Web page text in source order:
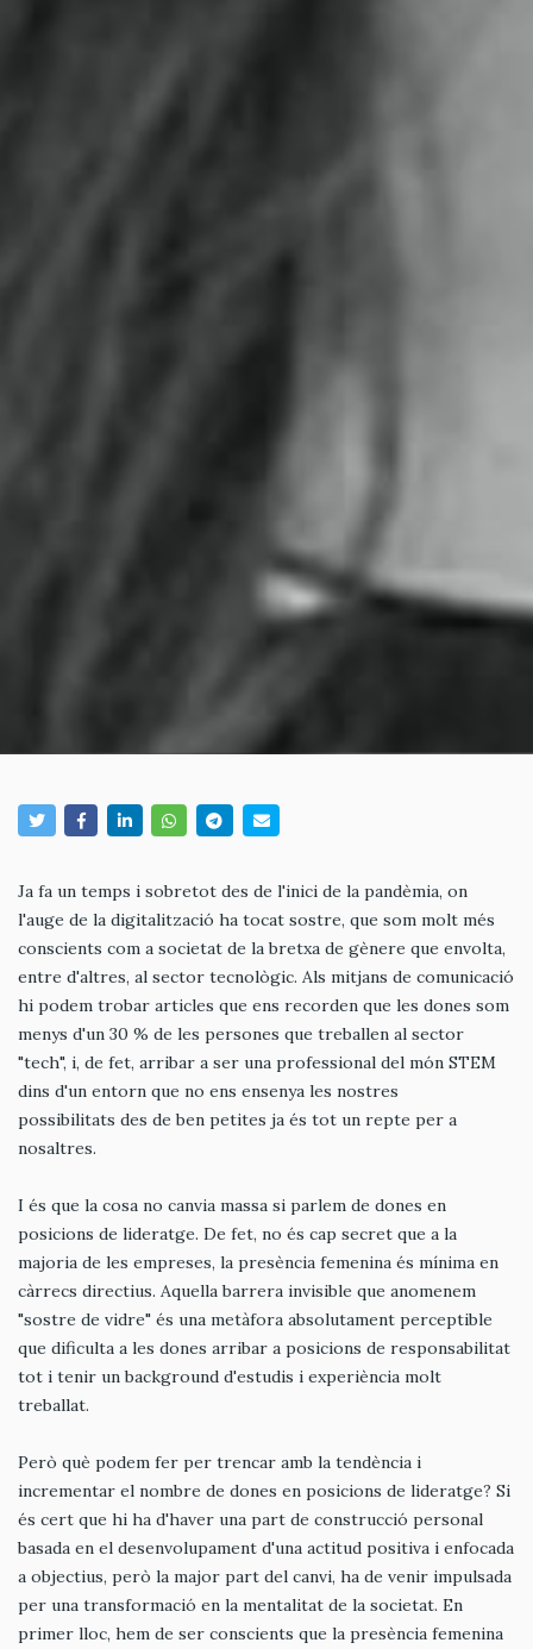
Ja fa un temps i sobretot des de l'inici de la pandèmia, on
l'auge de la digitalització ha tocat sostre, que som molt més
conscients com a societat de la bretxa de gènere que envolta,
entre d'altres, al sector tecnològic. Als mitjans de comunicació
hi podem trobar articles que ens recorden que les dones som
menys d'un 30 % de les persones que treballen al sector
"tech", i, de fet, arribar a ser una professional del món STEM
dins d'un entorn que no ens ensenya les nostres
possibilitats des de ben petites ja és tot un repte per a
nosaltres.
I és que la cosa no canvia massa si parlem de dones en
posicions de lideratge. De fet, no és cap secret que a la
majoria de les empreses, la presència femenina és mínima en
càrrecs directius. Aquella barrera invisible que anomenem
"sostre de vidre" és una metàfora absolutament perceptible
que dificulta a les dones arribar a posicions de responsabilitat
tot i tenir un background d'estudis i experiència molt
treballat.
Però què podem fer per trencar amb la tendència i
incrementar el nombre de dones en posicions de lideratge? Si
és cert que hi ha d'haver una part de construcció personal
basada en el desenvolupament d'una actitud positiva i enfocada
a objectius, però la major part del canvi, ha de venir impulsada
per una transformació en la mentalitat de la societat. En
primer lloc, hem de ser conscients que la presència femenina